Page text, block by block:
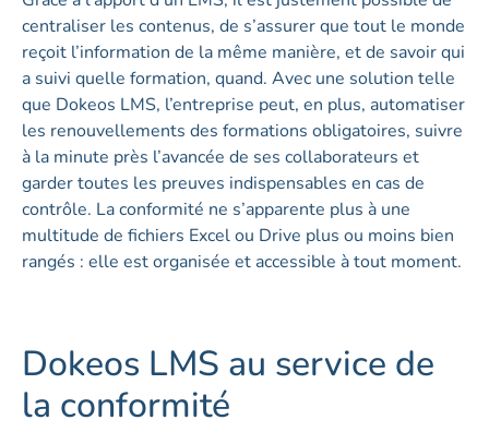
centraliser les contenus, de s’assurer que tout le monde
reçoit l’information de la même manière, et de savoir qui
a suivi quelle formation, quand. Avec une solution telle
que Dokeos LMS, l’entreprise peut, en plus, automatiser
les renouvellements des formations obligatoires, suivre
à la minute près l’avancée de ses collaborateurs et
garder toutes les preuves indispensables en cas de
contrôle. La conformité ne s’apparente plus à une
multitude de fichiers Excel ou Drive plus ou moins bien
rangés : elle est organisée et accessible à tout moment.
Dokeos LMS au service de
la conformité